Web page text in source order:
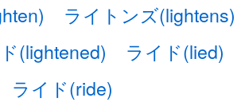
ライトンズ(lightens)
(lightened)
ライド(lied)
ライド(ride)